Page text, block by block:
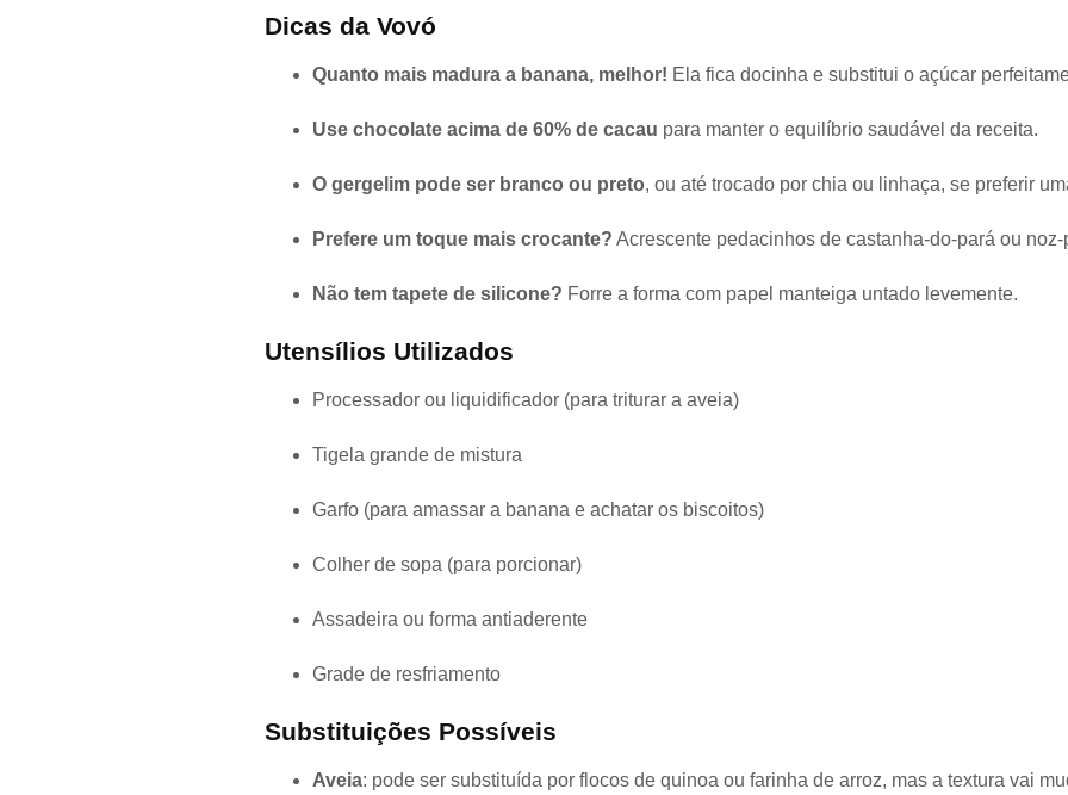
Dicas da Vovó
Quanto mais madura a banana, melhor! Ela fica docinha e substitui o açúcar
Use chocolate acima de 60% de cacau para manter o equilíbrio saudável da receita.
O gergelim pode ser branco ou preto, ou até trocado por chia ou linhaça, se preferir
Prefere um toque mais crocante? Acrescente pedacinhos de castanha-do-pará ou
Não tem tapete de silicone? Forre a forma com papel manteiga untado levemente.
Utensílios Utilizados
Processador ou liquidificador (para triturar a aveia)
Tigela grande de mistura
Garfo (para amassar a banana e achatar os biscoitos)
Colher de sopa (para porcionar)
Assadeira ou forma antiaderente
Grade de resfriamento
Substituições Possíveis
Aveia: pode ser substituída por flocos de quinoa ou farinha de arroz, mas a textura vai